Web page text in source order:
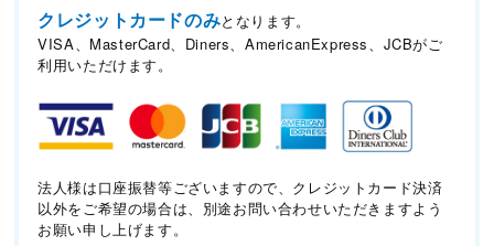
クレジットカードのみとなります。
VISA、MasterCard、Diners、AmericanExpress、JCBがご
利用いただけます。
法人様は口座振替等ございますので、クレジットカード決済
以外をご希望の場合は、別途お問い合わせいただきますよう
お願い申し上げます。